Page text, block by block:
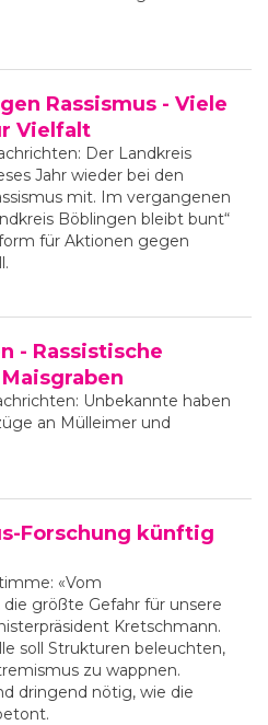
Rassismus - Viele
Vielfalt
Der Landkreis
Jahr wieder bei den
mit. Im vergangenen
Böblingen bleibt bunt“
für Aktionen gegen
- Rassistische
Unbekannte haben
an Mülleimer und
Forschung künftig
«Vom
größte Gefahr für unsere
Kretschmann.
soll Strukturen beleuchten,
zu wappnen.
dringend nötig, wie die